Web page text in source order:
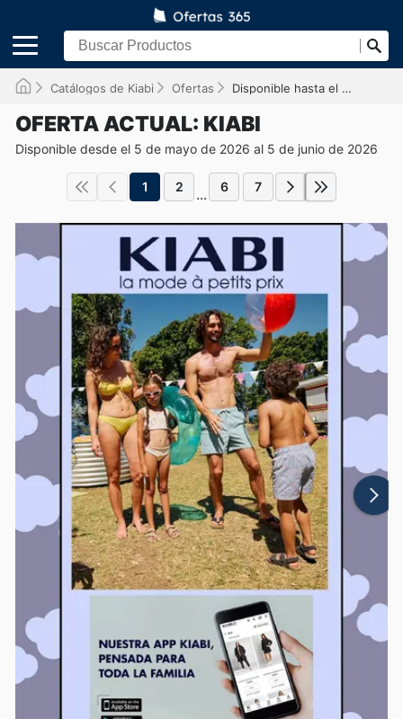
Catálogos de Kiabi Ofertas Disponible hasta el 05/06/2026
OFERTA ACTUAL: KIABI
Disponible desde el 5 de mayo de 2026 al 5 de junio de 2026
1 2 ... 6 7